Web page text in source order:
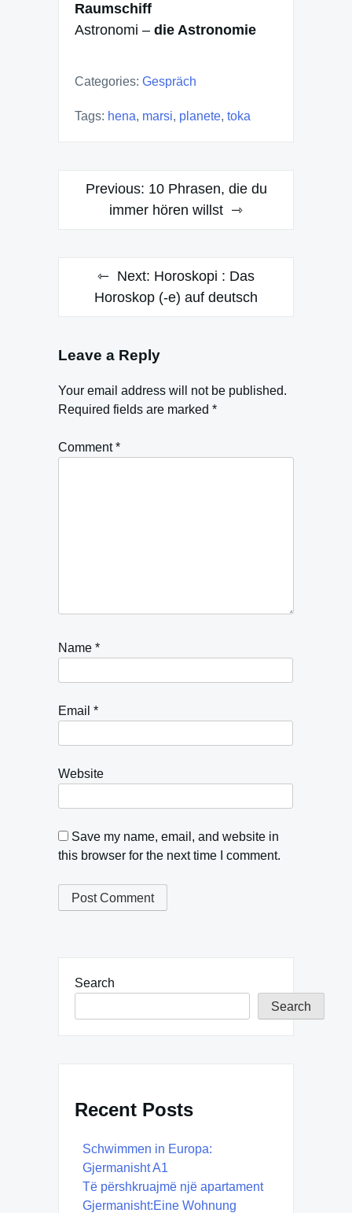
Raumschiff
Astronomi – die Astronomie
Categories: Gespräch
Tags: hena, marsi, planete, toka
Post
navigation
Previous: 10 Phrasen, die du
immer hören willst
Next: Horoskopi : Das
Horoskop (-e) auf deutsch
Leave a Reply
Your email address will not be published.
Required fields are marked *
Comment*
Name *
Email *
Website
Save my name, email, and website in
this browser for the next time I comment.
Search
Search
Recent Posts
Schwimmen in Europa:
Gjermanisht A1
Të përshkruajmë një apartament
Gjermanisht:Eine Wohnung